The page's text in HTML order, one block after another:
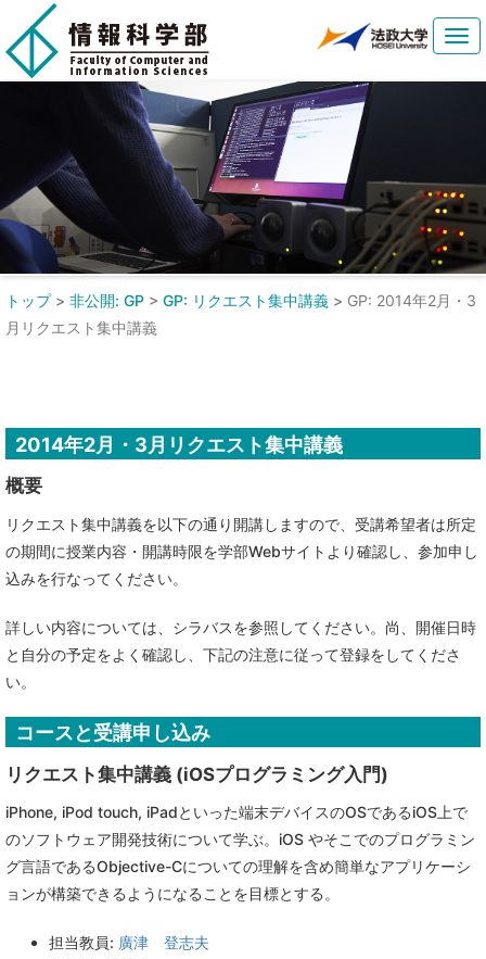
トップ> 非公開: GP > GP: リクエスト集中講義 > GP: 2014年2月・3
月リクエスト集中講義
2014年2月・3月リクエスト集中講義
概要
リクエスト集中講義を以下の通り開講しますので、受講希望者は所定
の期間に授業内容・開講時限を学部Webサイトより確認し、参加申し
込みを行なってください。
詳しい内容については、シラバスを参照してください。尚、開催日時
と自分の予定をよく確認し、下記の注意に従って登録をしてくださ
い。
コースと受講申し込み
リクエスト集中講義 (iOSプログラミング入門)
iPhone, iPod touch, iPadといった端末デバイスのOSであるiOS上で
のソフトウェア開発技術について学ぶ。iOS やそこでのプログラミン
グ言語であるObjective-Cについての理解を含め簡単なアプリケーシ
ョンが構築できるようになることを目標とする。
担当教員: 廣津 登志夫